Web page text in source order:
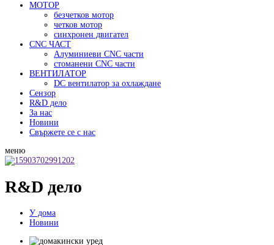
МОТОР
безчетков мотор
четков мотор
синхронен двигател
CNC ЧАСТ
Алуминиеви CNC части
стоманени CNC части
ВЕНТИЛАТОР
DC вентилатор за охлаждане
Сензор
R&D дело
За нас
Новини
Свържете се с нас
меню
R&D дело
У дома
Новини